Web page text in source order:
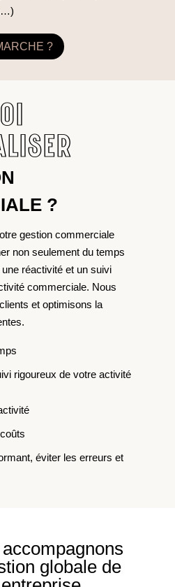
?
?
gestion commerciale
non seulement du temps
réactivité et un suivi
commerciale. Nous
et optimisons la
rigoureux de votre activité
éviter les erreurs et
globale de